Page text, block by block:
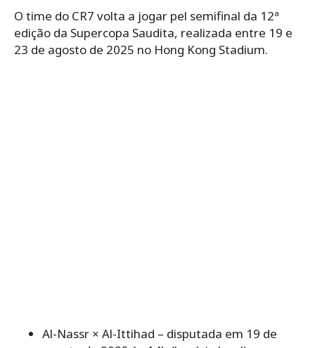
O time do CR7 volta a jogar pel semifinal da 12ª
edição da Supercopa Saudita, realizada entre 19 e
23 de agosto de 2025 no Hong Kong Stadium.
Al-Nassr × Al-Ittihad – disputada em 19 de